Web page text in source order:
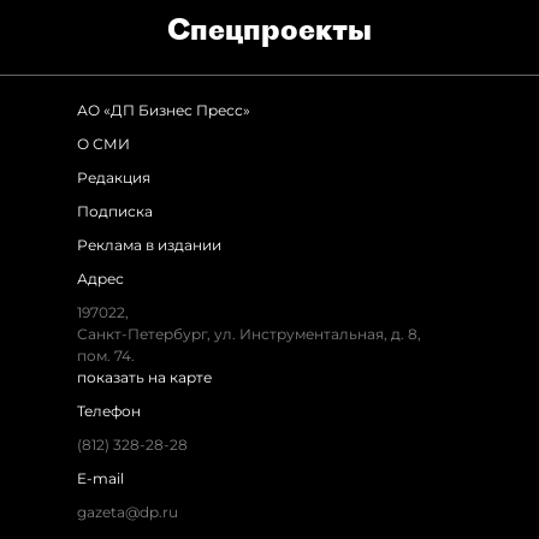
Спец­проекты
АО «ДП Бизнес Пресс»
О СМИ
Редакция
Подписка
Реклама в издании
Адрес
197022,
Санкт-Петербург, ул. Инструментальная, д. 8,
пом. 74.
показать на карте
Телефон
(812) 328-28-28
E-mail
gazeta@dp.ru